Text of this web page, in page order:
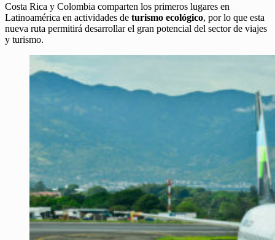
Costa Rica y Colombia comparten los primeros lugares en
Latinoamérica en actividades de turismo ecológico, por lo que esta
nueva ruta permitirá desarrollar el gran potencial del sector de viajes
y turismo.